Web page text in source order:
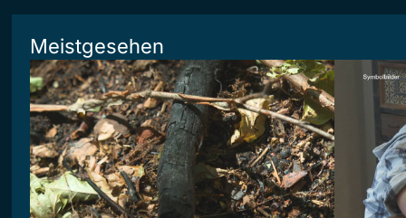
Meistgesehen